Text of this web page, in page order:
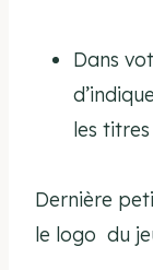
Dans
les
Dernière
le logo du